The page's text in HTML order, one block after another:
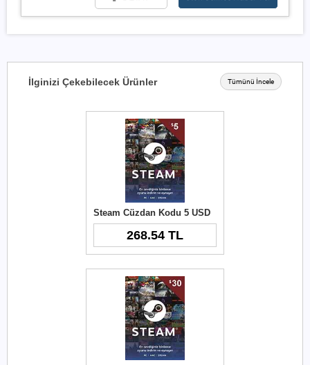
İlginizi Çekebilecek Ürünler Tümünü İncele
Steam Cüzdan Kodu 5 USD
268.54 TL